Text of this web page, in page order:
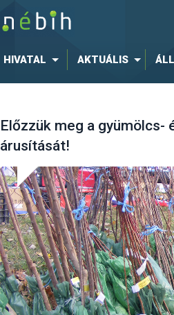
HIVATAL AKTUÁLIS
Előzzük meg a
árusítását!